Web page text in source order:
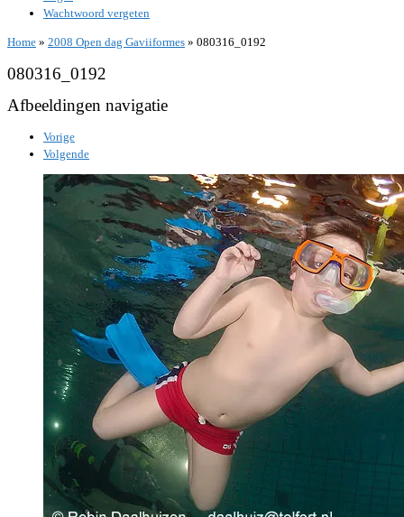
Wachtwoord vergeten
Home » 2008 Open dag Gaviiformes » 080316_0192
080316_0192
Afbeeldingen navigatie
Vorige
Volgende